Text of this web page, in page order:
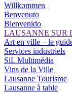
Willkommen
Benvenuto
Bienvenido
LAUSANNE SUR
Art en ville – le
Services industriels
SiL Multimédia
Vins de la Ville
Lausanne Tourisme
Lausanne à table